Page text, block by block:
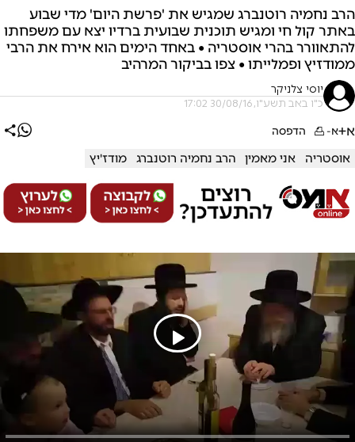
הרב נחמיה רוטנברג שמגיש את 'פרשת היום' מדי שבוע
באתר קול חי ומגיש תוכנית שבועית ברדיו יצא עם משפחתו
להתאוורר בהרי אוסטריה • באחד הימים הוא אירח את הרבי
ממודזיץ ופמלייתו • צפו בביקור המרהיב
יוסי צלניקר
כ"ו באב תשע"ו, 30/08/16 17:02
א+א- הדפסה
אוסטריה אני מאמין הרב נחמיה רוטנברג מודז'יץ